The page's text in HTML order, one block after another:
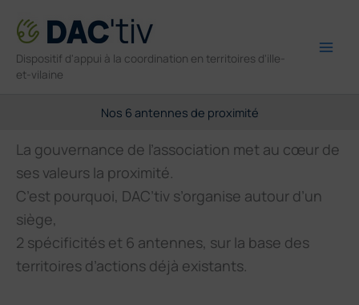
contenu
Dispositif d'appui à la coordination en territoires d'ille-
et-vilaine
Nos 6 antennes de proximité
La gouvernance de l’association met au cœur de
ses valeurs la proximité.
C’est pourquoi, DAC’tiv s’organise autour d’un
siège,
2 spécificités et 6 antennes, sur la base des
territoires d’actions déjà existants.